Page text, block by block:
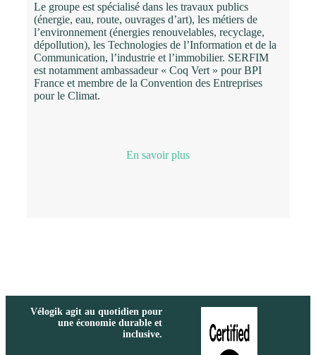
Le groupe est spécialisé dans les travaux publics
(énergie, eau, route, ouvrages d’art), les métiers de
l’environnement (énergies renouvelables, recyclage,
dépollution), les Technologies de l’Information et de la
Communication, l’industrie et l’immobilier. SERFIM
est notamment ambassadeur « Coq Vert » pour BPI
France et membre de la Convention des Entreprises
pour le Climat.
En savoir plus
Vélogik agit au quotidien pour
une économie durable et
inclusive.